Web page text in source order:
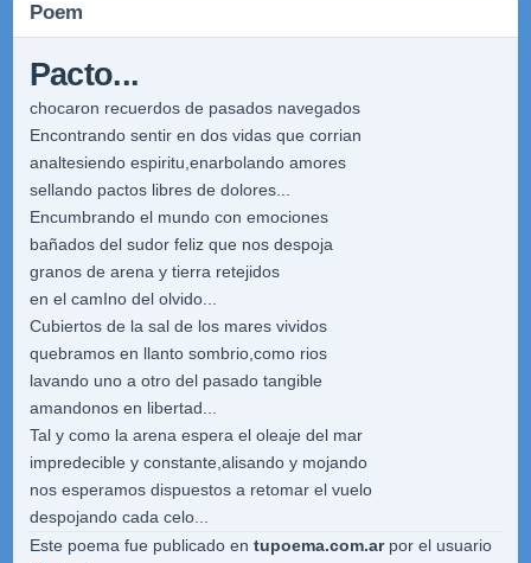
Poem
Pacto...
chocaron recuerdos de pasados navegados
Encontrando sentir en dos vidas que corrian
analtesiendo espiritu,enarbolando amores
sellando pactos libres de dolores...
Encumbrando el mundo con emociones
bañados del sudor feliz que nos despoja
granos de arena y tierra retejidos
en el camIno del olvido...
Cubiertos de la sal de los mares vividos
quebramos en llanto sombrio,como rios
lavando uno a otro del pasado tangible
amandonos en libertad...
Tal y como la arena espera el oleaje del mar
impredecible y constante,alisando y mojando
nos esperamos dispuestos a retomar el vuelo
despojando cada celo...
Este poema fue publicado en tupoema.com.arpor el usuario